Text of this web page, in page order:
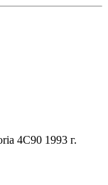
4C90 1993 г.